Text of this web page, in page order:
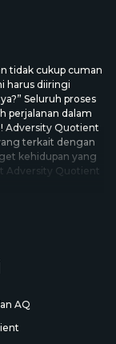
tidak cukup cuman
harus diiringi
Seluruh proses
perjalanan dalam
Adversity Quotient
terkait dengan
kehidupan yang
Adversity Quotient
AQ